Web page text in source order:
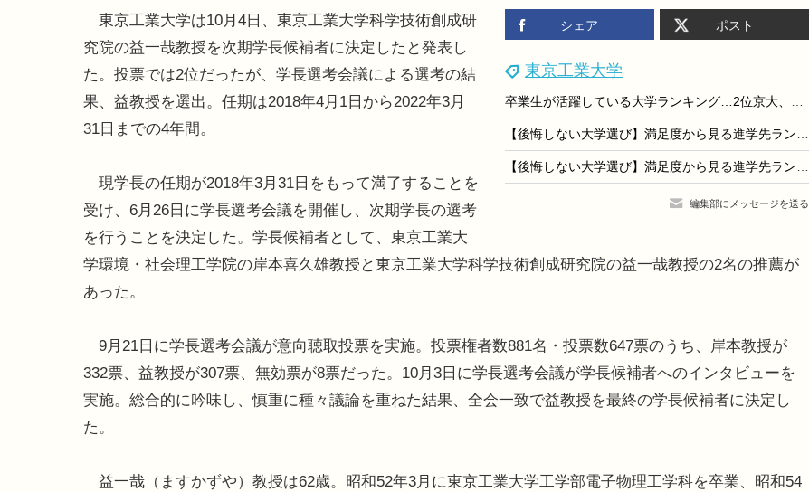
シェア ポスト
東京工業大学
卒業生が活躍している大学ランキング…2位京大、1位は？
【後悔しない大学選び】満足度から見る進学先ランキング＜国際性編＞
【後悔しない大学選び】満足度から見る進学先ランキング＜教育成果編＞
編集部にメッセージを送る
東京工業大学は10月4日、東京工業大学科学技術創成研
究院の益一哉教授を次期学長候補者に決定したと発表し
た。投票では2位だったが、学長選考会議による選考の結
果、益教授を選出。任期は2018年4月1日から2022年3月
31日までの4年間。
現学長の任期が2018年3月31日をもって満了することを
受け、6月26日に学長選考会議を開催し、次期学長の選考
を行うことを決定した。学長候補者として、東京工業大
学環境・社会理工学院の岸本喜久雄教授と東京工業大学科学技術創成研究院の益一哉教授の2名の推薦が
あった。
9月21日に学長選考会議が意向聴取投票を実施。投票権者数881名・投票数647票のうち、岸本教授が
332票、益教授が307票、無効票が8票だった。10月3日に学長選考会議が学長候補者へのインタビューを
実施。総合的に吟味し、慎重に種々議論を重ねた結果、全会一致で益教授を最終の学長候補者に決定し
た。
益一哉（ますかずや）教授は62歳。昭和52年3月に東京工業大学工学部電子物理工学科を卒業、昭和54